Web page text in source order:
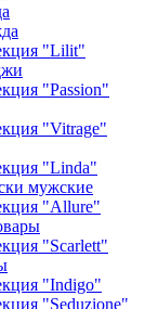
"Lilit"
"Passion"
"Vitrage"
"Linda"
мужские
"Allure"
"Scarlett"
"Indigo"
"Seduzione"